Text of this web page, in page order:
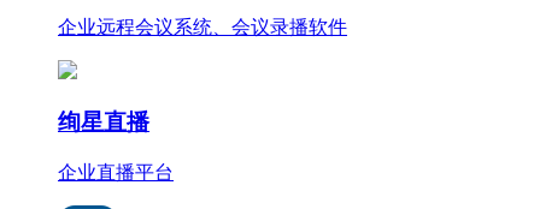
企业远程会议系统、会议录播软件
绚星直播
企业直播平台